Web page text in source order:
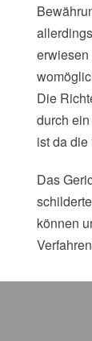
erwiesen
Die
durch
ist da
Das
können